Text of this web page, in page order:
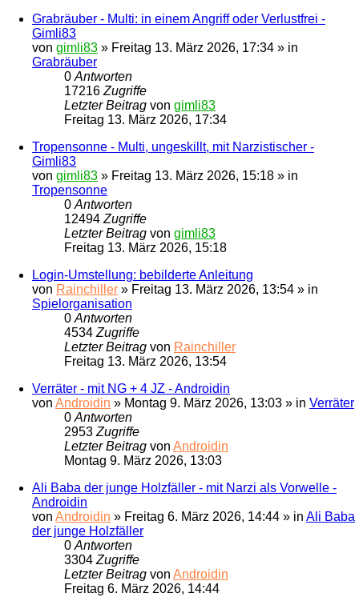
Grabräuber - Multi: in einem Angriff oder Verlustfrei -
Gimli83
von gimli83 » Freitag 13. März 2026, 17:34 » in
Grabräuber
0Antworten
17216Zugriffe
Letzter Beitrag von gimli83
Freitag 13. März 2026, 17:34
Tropensonne - Multi, ungeskillt, mit Narzistischer -
Gimli83
von gimli83 » Freitag 13. März 2026, 15:18 » in
Tropensonne
0Antworten
12494Zugriffe
Letzter Beitrag von gimli83
Freitag 13. März 2026, 15:18
Login-Umstellung: bebilderte Anleitung
von Rainchiller » Freitag 13. März 2026, 13:54 » in
Spielorganisation
0Antworten
4534Zugriffe
Letzter Beitrag von Rainchiller
Freitag 13. März 2026, 13:54
Verräter - mit NG + 4 JZ - Androidin
von Androidin » Montag 9. März 2026, 13:03 » in Verräter
0Antworten
2953Zugriffe
Letzter Beitrag von Androidin
Montag 9. März 2026, 13:03
Ali Baba der junge Holzfäller - mit Narzi als Vorwelle -
Androidin
von Androidin » Freitag 6. März 2026, 14:44 » in Ali Baba
der junge Holzfäller
0Antworten
3304Zugriffe
Letzter Beitrag von Androidin
Freitag 6. März 2026, 14:44